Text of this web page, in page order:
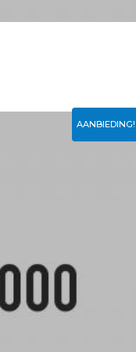
AANBIEDING!